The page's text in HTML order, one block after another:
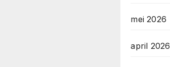
mei 2026
april 2026